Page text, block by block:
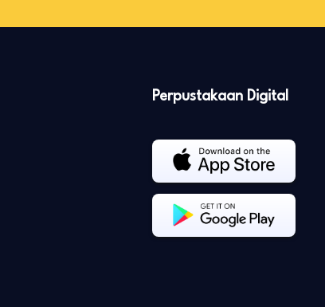
Perpustakaan Digital